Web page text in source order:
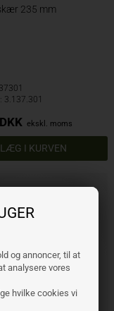
og annoncer, til at
analysere vores
hvilke cookies vi
235 mm
3.137.301
DKK ekskl. moms